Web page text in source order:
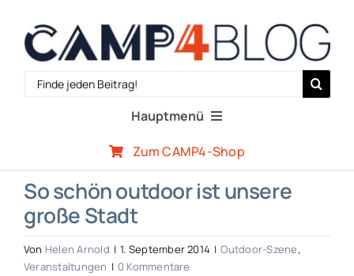
Inhalt
springen
Search
Hauptmenü
Reiseberichte
Expertenwissen
Outdoor-Szene
Zum CAMP4-Shop
So schön outdoor ist unsere
große Stadt
Von Helen Arnold | 1. September 2014 | Outdoor-Szene,
Veranstaltungen | 0 Kommentare